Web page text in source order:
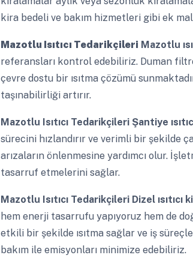
kira bedeli ve bakım hizmetleri gibi ek
Mazotlu Isıtıcı Tedarikçileri Mazotlu
referansları kontrol edebiliriz. Duman
çevre dostu bir ısıtma çözümü
taşınabilirliği artırır.
Mazotlu Isıtıcı TedarikçileriŞantiye
sürecini hızlandırır ve verimli bir şekilde
arızaların önlenmesine yardımcı olur.
tasarruf etmelerini sağlar.
Mazotlu Isıtıcı TedarikçileriDizel ısıtıcı
hem enerji tasarrufu yapıyoruz hem de
etkili bir şekilde ısıtma sağlar ve iş
bakım ile emisyonları minimize edebiliriz.